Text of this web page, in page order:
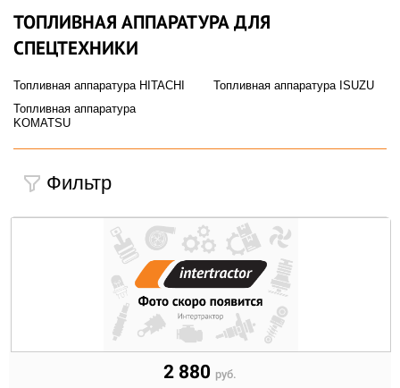
ТОПЛИВНАЯ АППАРАТУРА ДЛЯ
СПЕЦТЕХНИКИ
Топливная аппаратура HITACHI
Топливная аппаратура ISUZU
Топливная аппаратура
KOMATSU
Фильтр
2 880 руб.